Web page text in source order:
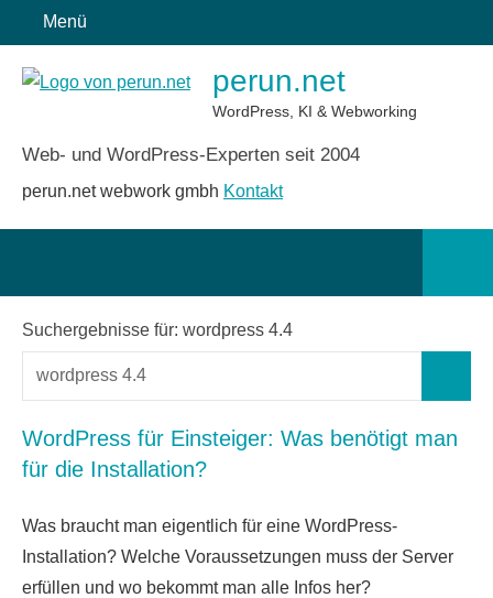
Inhalt
springen
Menü
perun.net
WordPress, KI & Webworking
Web- und WordPress-Experten seit 2004
perun.net webwork gmbh Kontakt
Suchergebnisse für: wordpress 4.4
Suchen
nach:
WordPress für Einsteiger: Was benötigt man
für die Installation?
Was braucht man eigentlich für eine WordPress-
Installation? Welche Voraussetzungen muss der Server
erfüllen und wo bekommt man alle Infos her?